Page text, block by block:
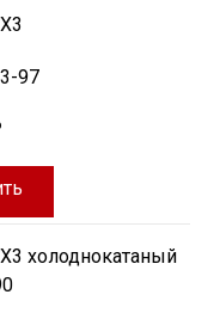
97
холоднокатаный